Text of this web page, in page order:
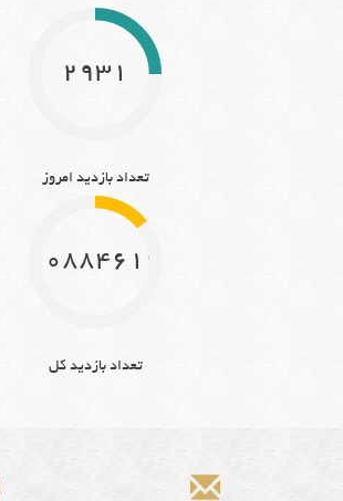
2931
تعداد بازدید امروز
10884619
تعداد بازدید کل